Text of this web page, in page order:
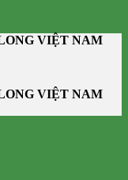
VIỆT NAM
VIỆT NAM